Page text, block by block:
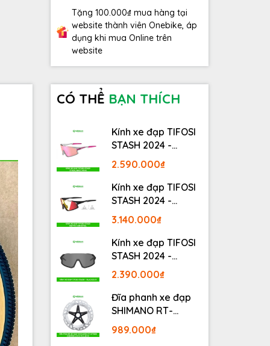
Tặng 100.000₫ mua hàng tại
website thành viên Onebike, áp
dụng khi mua Online trên
website
CÓ THỂ BẠN THÍCH
Kính xe đạp TIFOSI
STASH 2024 -
STASH, RACE PINK
2.590.000₫
Kính xe đạp TIFOSI
STASH 2024 -
MATTE GUNMETAL
3.140.000₫
Kính xe đạp TIFOSI
STASH 2024 -
BLACKOUT
2.390.000₫
Đĩa phanh xe đạp
SHIMANO RT-
MT800 Center lock
Fullbox
989.000₫